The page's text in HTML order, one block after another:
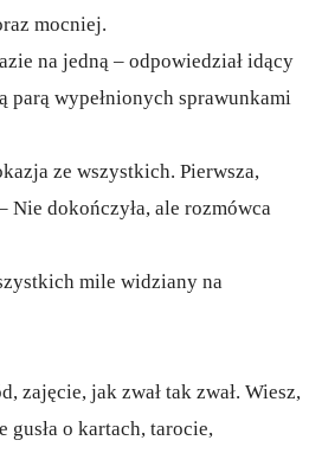
mocniej.
na jedną – odpowiedział idący
parą wypełnionych sprawunkami
ze wszystkich. Pierwsza,
dokończyła, ale rozmówca
mile widziany na
zajęcie, jak zwał tak zwał. Wiesz,
gusła o kartach, tarocie,